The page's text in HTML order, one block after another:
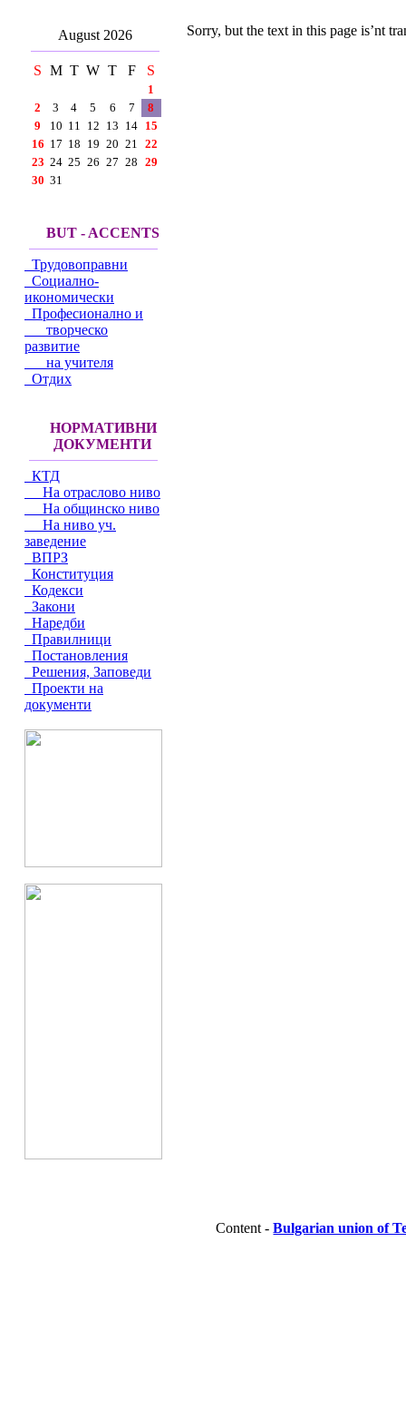
August 2026
S M T W T F S
1
2
3 4 5 6 7
8
9
10 11 12 13 14 15
16 17 18 19 20 21 22
23 24 25 26 27 28 29
30 31
BUT - ACCENTS
Трудовоправни
Социално-
икономически
Професионално и
творческо
развитие
на учителя
Отдих
НОРМАТИВНИ
ДОКУМЕНТИ
КТД
На отраслово ниво
На общинско ниво
На ниво уч.
заведение
ВПРЗ
Конституция
Кодекси
Закони
Наредби
Правилници
Постановления
Решения, Заповеди
Проекти на
документи
Sorry, but the text in this page is’nt
Content -Bulgarian union of